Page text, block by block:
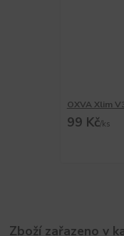
OXVA Xlim
99 Kč/ks
Zboží zařazeno v